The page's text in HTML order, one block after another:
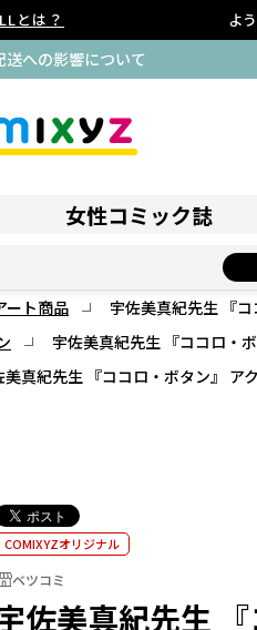
とは？ よ
への影響について
女性コミック誌
ート商品
宇佐美真紀先生 『
宇佐美真紀先生 『ココロ・
美真紀先生 『ココロ・ボタン』 ア
COMIXYZオリジナル
ベツコミ
佐美真紀先生